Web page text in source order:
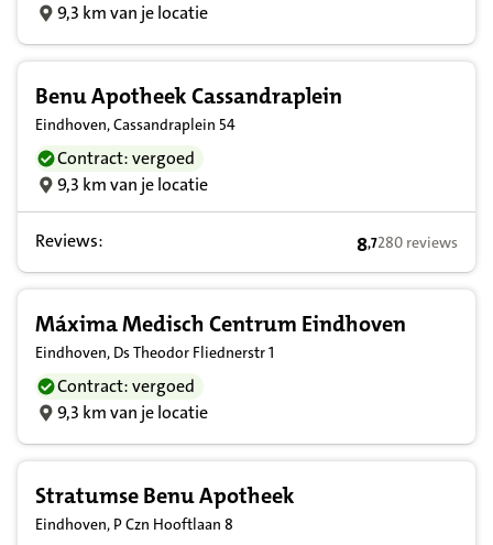
9,3 km van je locatie
Benu Apotheek Cassandraplein
Eindhoven, Cassandraplein 54
Contract: vergoed
9,3 km van je locatie
Reviews: 8,7 op basis van
8,7280 reviews
Máxima Medisch Centrum Eindhoven
Eindhoven, Ds Theodor Fliednerstr 1
Contract: vergoed
9,3 km van je locatie
Stratumse Benu Apotheek
Eindhoven, P Czn Hooftlaan 8